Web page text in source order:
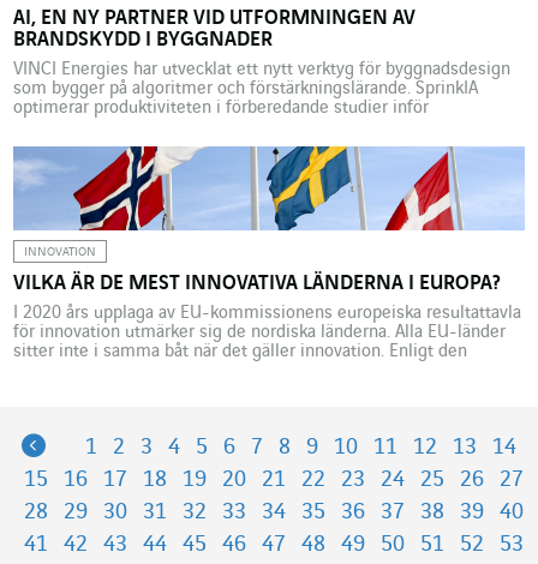
AI, EN NY PARTNER VID UTFORMNINGEN AV
BRANDSKYDD I BYGGNADER
VINCI Energies har utvecklat ett nytt verktyg för byggnadsdesign
som bygger på algoritmer och förstärkningslärande. SprinkIA
optimerar produktiviteten i förberedande studier inför
utlöses automatiskt i händelse av en plötslig temperaturökning i
en lokal är numera en vanlig syn. Man ser dem så fort man tittar
upp i taket […]
INNOVATION
VILKA ÄR DE MEST INNOVATIVA LÄNDERNA I EUROPA?
I 2020 års upplaga av EU-kommissionens europeiska resultattavla
för innovation utmärker sig de nordiska länderna. Alla EU-länder
sitter inte i samma båt när det gäller innovation. Enligt den
Previous
1 2 3 4 5 6 7 8 9 10 11 12 13
14
15
16 17 18 19 20 21 22 23 24 25 26
27
28
29 30 31 32 33 34 35 36 37 38 39
40
41
42 43 44 45 46 47 48 49 50 51 52
53